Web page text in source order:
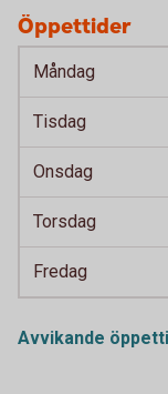
Öppettider
Måndag
Tisdag
Onsdag
Torsdag
Fredag
Avvikande